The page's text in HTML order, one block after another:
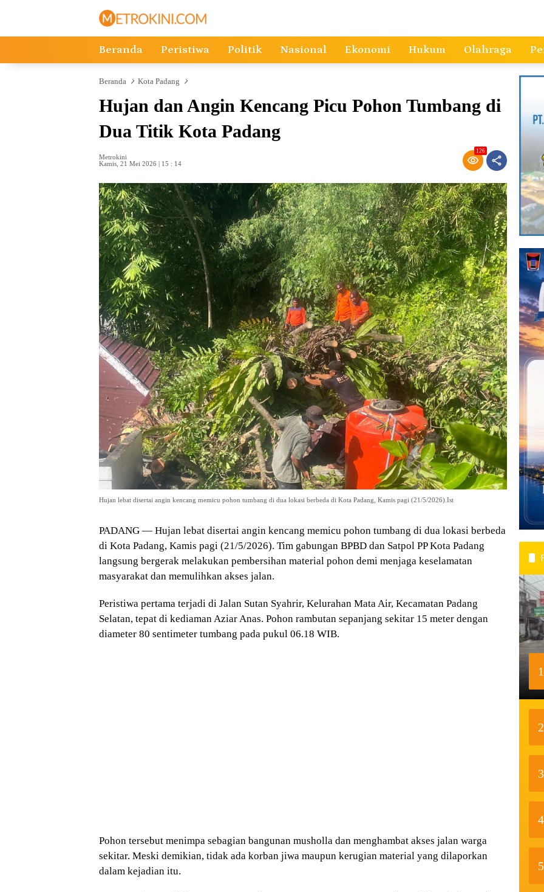
Beranda Peristiwa Politik Nasional Ekonomi Hukum Olahraga
Beranda Kota Padang
Hujan dan Angin Kencang Picu Pohon Tumbang di
Dua Titik Kota Padang
Metrokini
Kamis, 21 Mei 2026 | 15 : 14
126
Hujan lebat disertai angin kencang memicu pohon tumbang di dua lokasi berbeda di Kota Padang, Kamis pagi (21/5/2026).Ist
PADANG — Hujan lebat disertai angin kencang memicu pohon tumbang di dua lokasi berbeda
di Kota Padang, Kamis pagi (21/5/2026). Tim gabungan BPBD dan Satpol PP Kota Padang
langsung bergerak melakukan pembersihan material pohon demi menjaga keselamatan
masyarakat dan memulihkan akses jalan.
Peristiwa pertama terjadi di Jalan Sutan Syahrir, Kelurahan Mata Air, Kecamatan Padang
Selatan, tepat di kediaman Aziar Anas. Pohon rambutan sepanjang sekitar 15 meter dengan
diameter 80 sentimeter tumbang pada pukul 06.18 WIB.
Pohon tersebut menimpa sebagian bangunan musholla dan menghambat akses jalan warga
sekitar. Meski demikian, tidak ada korban jiwa maupun kerugian material yang dilaporkan
dalam kejadian itu.
1
2
3
4
5